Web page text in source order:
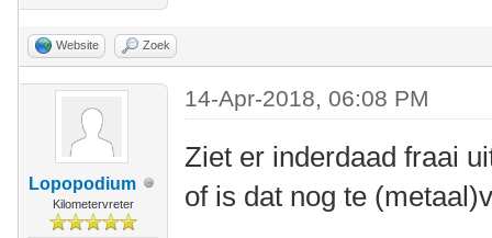
Website Zoek
Lopopodium
Kilometervreter
14-Apr-2018, 06:08 PM
Ziet er inderdaad fraai
of is dat nog te